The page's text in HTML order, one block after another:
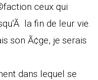
ceux qui
la fin de leur vie.
son Ã¢ge, je serais
dans lequel se